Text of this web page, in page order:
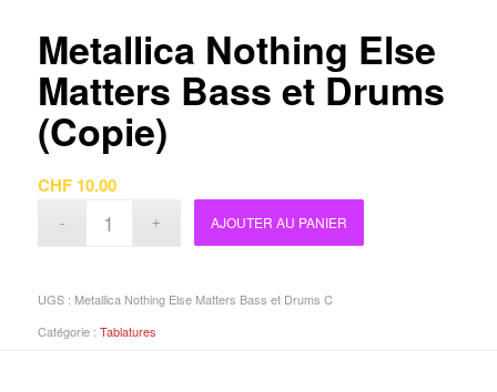
Metallica Nothing Else
Matters Bass et Drums
(Copie)
CHF10.00
AJOUTER AU PANIER
UGS : Metallica Nothing Else Matters Bass et Drums C
Catégorie : Tablatures